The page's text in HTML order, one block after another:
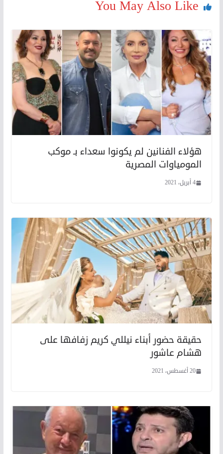
You May Also Like
هؤلاء الفنانين لم يكونوا سعداء بـ موكب
المومياوات المصرية
4 أبريل، 2021
حقيقة حضور أبناء نيللي كريم زفافها على
هشام عاشور
20 أغسطس، 2021